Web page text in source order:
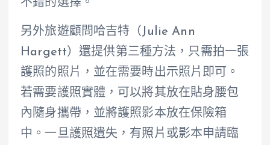
不錯的選擇。
另外旅遊顧問哈吉特（Julie Ann
Hargett）還提供第三種方法，只需拍一張
護照的照片，並在需要時出示照片即可。
若需要護照實體，可以將其放在貼身腰包
內隨身攜帶，並將護照影本放在保險箱
中。一旦護照遺失，有照片或影本申請臨